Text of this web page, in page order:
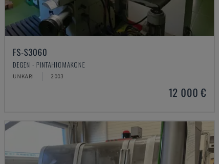
FS-S3060
DEGEN - PINTAHIOMAKONE
UNKARI 2003
12 000 €